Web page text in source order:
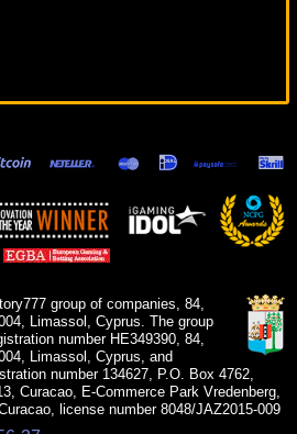
group of companies, 84,
Limassol, Cyprus. The group
number HE349390, 84,
Limassol, Cyprus, and
number 134627, P.O. Box 4762,
Curacao, E-Commerce Park Vredenberg,
license number 8048/JAZ2015-009